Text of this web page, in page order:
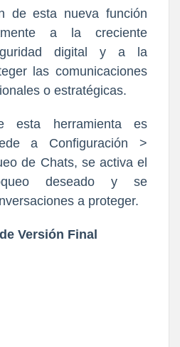
de esta nueva función
a la creciente
digital y a la
las comunicaciones
o estratégicas.
esta herramienta es
a Configuración >
de Chats, se activa el
deseado y se
a proteger.
Versión Final